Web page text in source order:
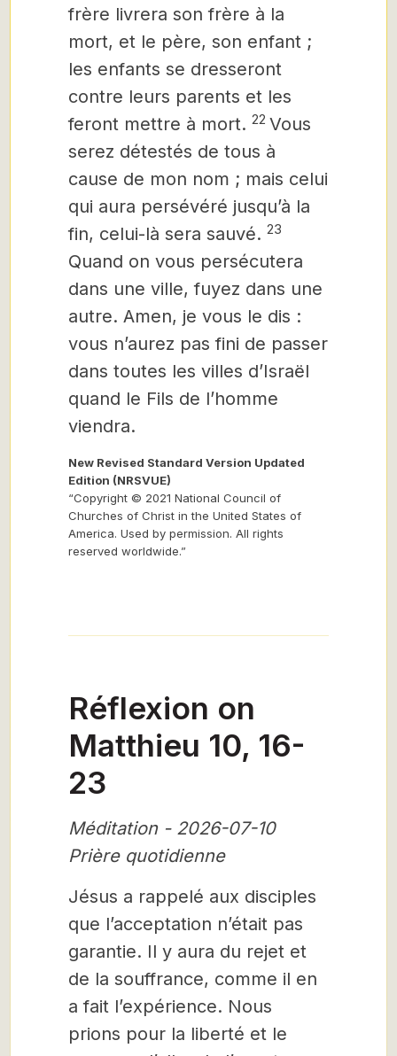
frère livrera son frère à la
mort, et le père, son enfant ;
les enfants se dresseront
contre leurs parents et les
feront mettre à mort. 22 Vous
serez détestés de tous à
cause de mon nom ; mais celui
qui aura persévéré jusqu’à la
fin, celui-là sera sauvé. 23
Quand on vous persécutera
dans une ville, fuyez dans une
autre. Amen, je vous le dis :
vous n’aurez pas fini de passer
dans toutes les villes d’Israël
quand le Fils de l’homme
viendra.
New Revised Standard Version Updated
Edition (NRSVUE)
“Copyright © 2021 National Council of
Churches of Christ in the United States of
America. Used by permission. All rights
reserved worldwide.”
Réflexion on
Matthieu 10, 16-
23
Méditation - 2026-07-10
Prière quotidienne
Jésus a rappelé aux disciples
que l’acceptation n’était pas
garantie. Il y aura du rejet et
de la souffrance, comme il en
a fait l’expérience. Nous
prions pour la liberté et le